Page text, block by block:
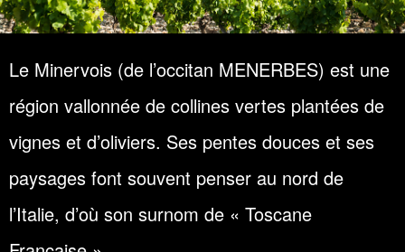
Le Minervois (de l’occitan MENERBES) est une
région vallonnée de collines vertes plantées de
vignes et d’oliviers. Ses pentes douces et ses
paysages font souvent penser au nord de
l’Italie, d’où son surnom de « Toscane